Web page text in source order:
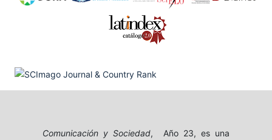
Comunicación y Sociedad, Año 23, es una